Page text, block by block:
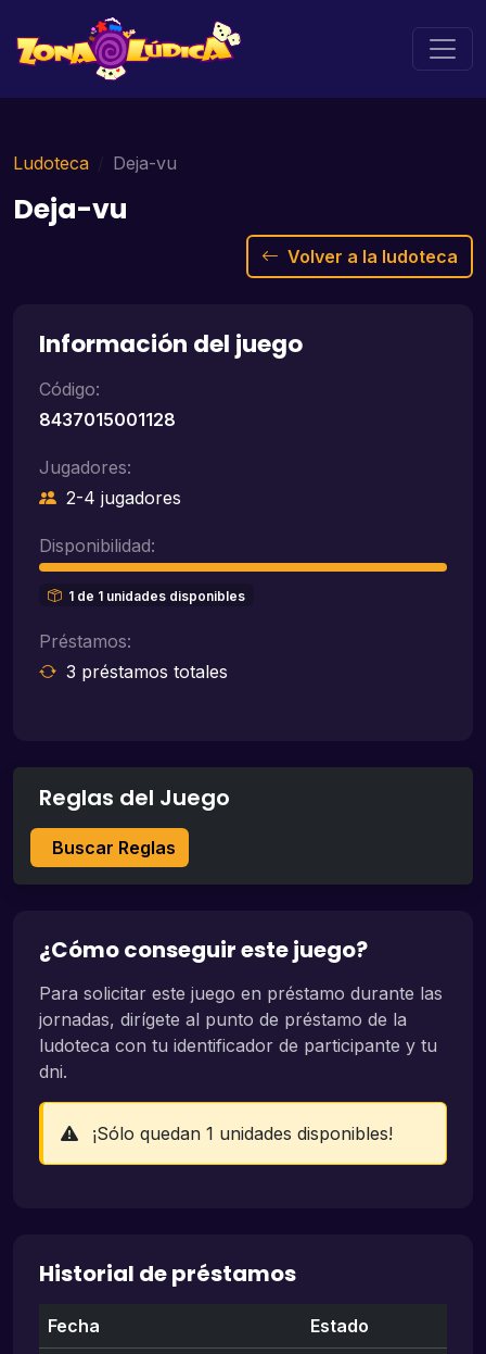
Ludoteca Deja-vu
Deja-vu
Volver a la ludoteca
Información del juego
Código:
8437015001128
Jugadores:
2-4 jugadores
Disponibilidad:
1 de 1 unidades disponibles
Préstamos:
3 préstamos totales
Reglas del Juego
Buscar Reglas
¿Cómo conseguir este juego?
Para solicitar este juego en préstamo durante las
jornadas, dirígete al punto de préstamo de la
ludoteca con tu identificador de participante y tu
dni.
¡Sólo quedan 1 unidades disponibles!
Historial de préstamos
Fecha Estado